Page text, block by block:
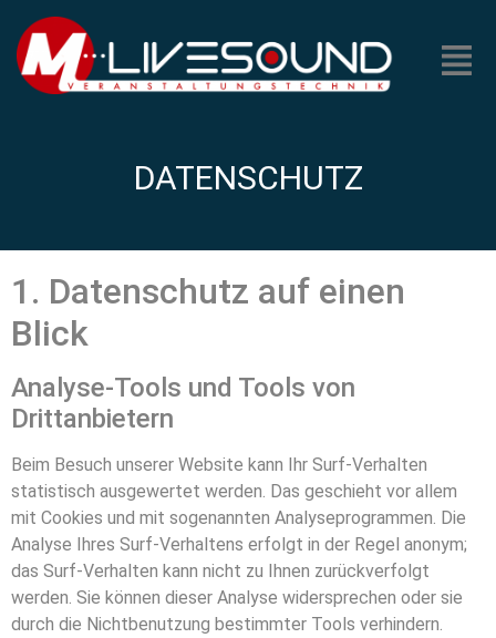
DATENSCHUTZ
1. Datenschutz auf einen
Blick
Analyse-Tools und Tools von
Drittanbietern
Beim Besuch unserer Website kann Ihr Surf-Verhalten
statistisch ausgewertet werden. Das geschieht vor allem
mit Cookies und mit sogenannten Analyseprogrammen. Die
Analyse Ihres Surf-Verhaltens erfolgt in der Regel anonym;
das Surf-Verhalten kann nicht zu Ihnen zurückverfolgt
werden. Sie können dieser Analyse widersprechen oder sie
durch die Nichtbenutzung bestimmter Tools verhindern.